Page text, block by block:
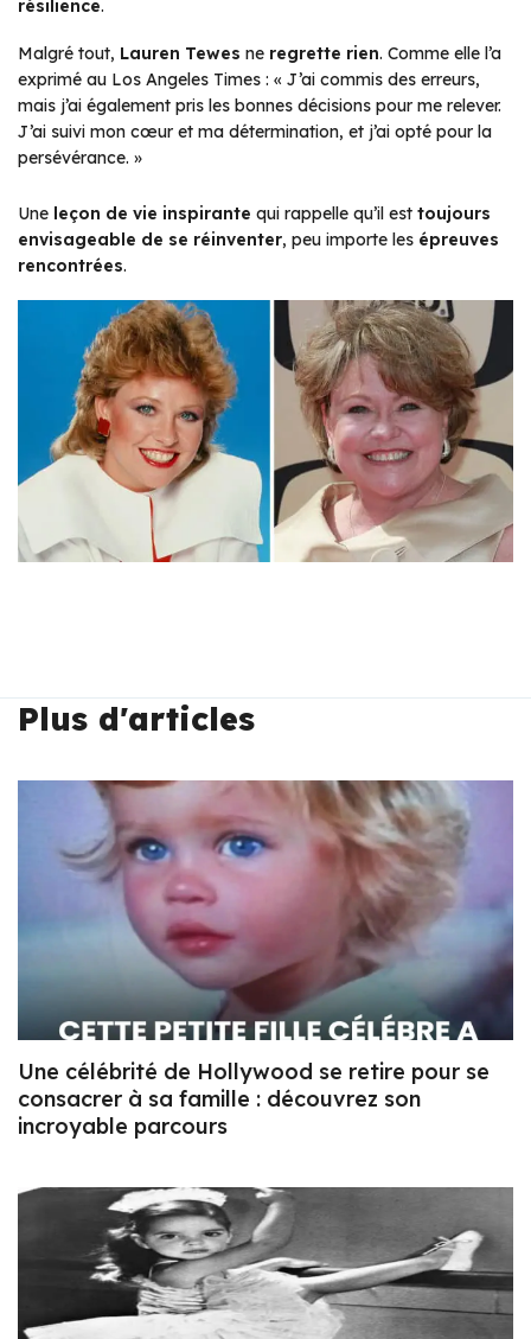
résilience.
Malgré tout, Lauren Tewes ne regrette rien. Comme elle l’a
exprimé au Los Angeles Times : « J’ai commis des erreurs,
mais j’ai également pris les bonnes décisions pour me relever.
J’ai suivi mon cœur et ma détermination, et j’ai opté pour la
persévérance. »
Une leçon de vie inspirante qui rappelle qu’il est toujours
envisageable de se réinventer, peu importe les épreuves
rencontrées.
Plus d'articles
Une célébrité de Hollywood se retire pour se
consacrer à sa famille : découvrez son
incroyable parcours